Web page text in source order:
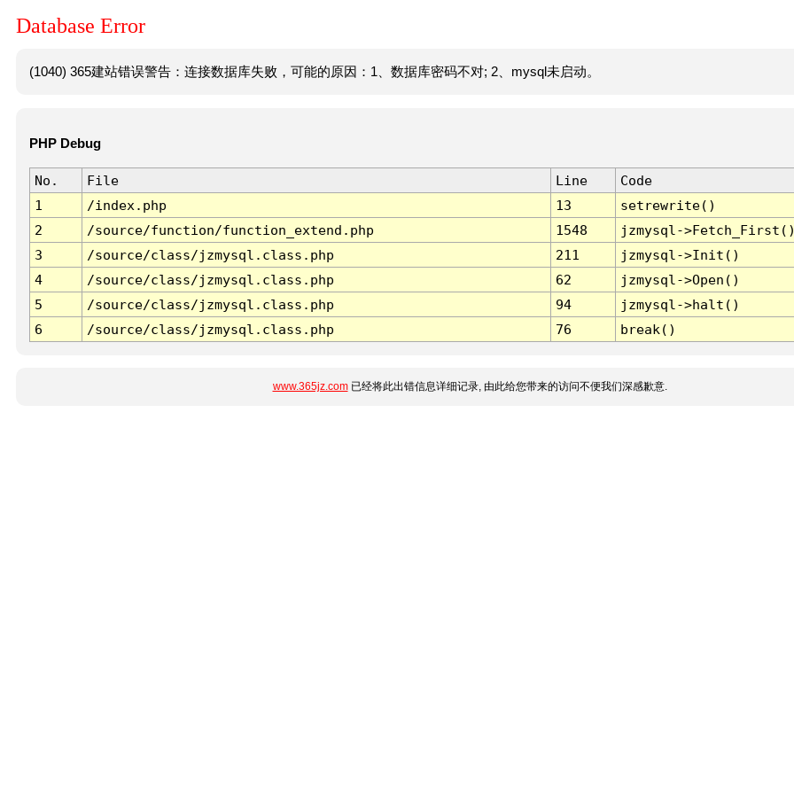
Database Error
(1040) 365建站错误警告：连接数据库失败，可能的原因：1、数据库密码不对; 2、mysql未启动。
PHP Debug
No. File Line
Code
1
/index.php 13
setrewrite()
2
/source/function/function_extend.php 1548
jzmysql-
3
/source/class/jzmysql.class.php 211
jzmysql->Init()
4
/source/class/jzmysql.class.php 62
jzmysql->Open()
5
/source/class/jzmysql.class.php 94
jzmysql->halt()
6
/source/class/jzmysql.class.php 76 break()
www.365jz.com已经将此出错信息详细记录, 由此给您带来的访问不便我们深感歉意.